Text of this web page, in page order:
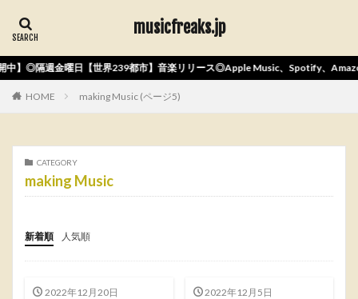
musicfreaks.jp
】◎隔週金曜日【世界239都市】音楽リリース◎Apple Music、Spotify、
HOME making Music (ページ5)
CATEGORY
making Music
新着順 人気順
2022年12月20日 2022年12月5日